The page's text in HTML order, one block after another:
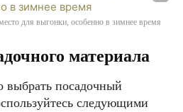
для выгонки, особенно в зимнее время
материала
выбрать посадочный
следующими